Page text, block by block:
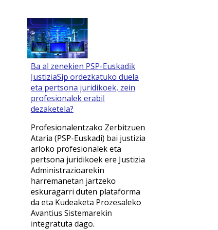
Ba al zenekien PSP-Euskadik
JustiziaSip ordezkatuko duela
eta pertsona juridikoek, zein
profesionalek erabil
dezaketela?
Profesionalentzako Zerbitzuen
Ataria (PSP-Euskadi) bai justizia
arloko profesionalek eta
pertsona juridikoek ere Justizia
Administrazioarekin
harremanetan jartzeko
eskuragarri duten plataforma
da eta Kudeaketa Prozesaleko
Avantius Sistemarekin
integratuta dago.